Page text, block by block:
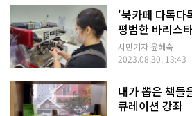
'북카페 다독다
평범한 바리스
시민기자 윤혜숙
2023.08.30. 13:43
내가 뽑은 책들
큐레이션 강좌